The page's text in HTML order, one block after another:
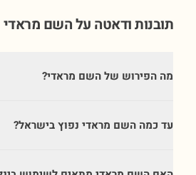
תובנות ודאטה על השם מראדי
מה הפירוש של השם מראדי?
עד כמה השם מראדי נפוץ בישראל?